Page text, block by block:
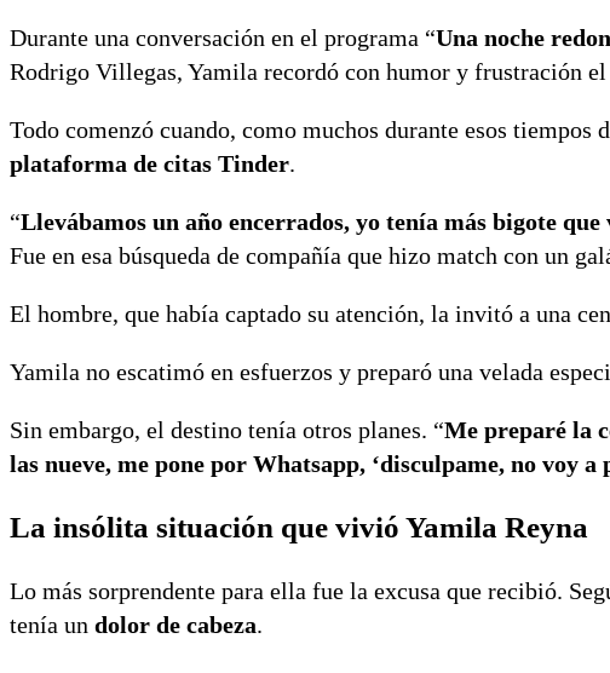
Durante una conversación en el programa “Una noche
Rodrigo Villegas, Yamila recordó con humor y frustración el
Todo comenzó cuando, como muchos durante esos
plataforma de citas Tinder.
“Llevábamos un año encerrados, yo tenía más bigote que
Fue en esa búsqueda de compañía que hizo match con un
El hombre, que había captado su atención, la invitó a una
Yamila no escatimó en esfuerzos y preparó una velada
Sin embargo, el destino tenía otros planes. “Me preparé la
las nueve, me pone por Whatsapp, ‘disculpame, no voy a
La insólita situación que vivió Yamila Reyna
Lo más sorprendente para ella fue la excusa que recibió.
tenía un dolor de cabeza.